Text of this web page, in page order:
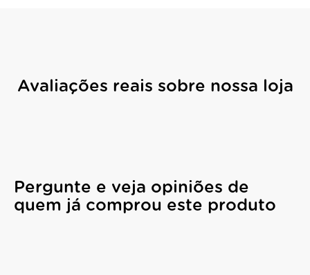
Avaliações reais sobre nossa loja
Pergunte e veja opiniões de
quem já comprou este produto